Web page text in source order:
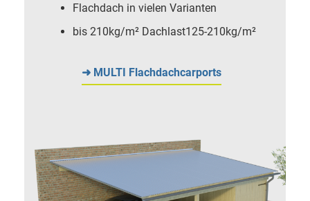
Flachdach in vielen Varianten
bis 210kg/m² Dachlast125-210kg/m²
➜ MULTI Flachdachcarports